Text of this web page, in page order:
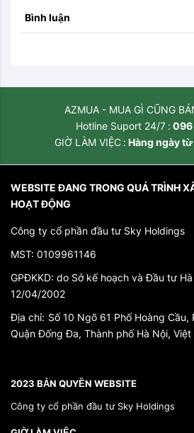
Bình luận
AZMUA - MUA GÌ CŨNG
Hotline Suport 24/7 096
GIỜ LÀM VIỆC
Hàng ngày
WEBSITE ĐANG TRONG QUÁ TRÌNH
HOẠT ĐỘNG
Công ty cổ phần đầu tư Sky Holdings
MST: 0109961146
GPĐKKD: do Sở kế hoạch và Đầu tư
12/04/2002
Địa chỉ: Số 10 Ngõ 61 Phố Hoàng Cầu,
Quận Đống Đa, Thành phố Hà Nội, Việt
2023 BẢN QUYỀN WEBSITE
Công ty cổ phần đầu tư Sky Holdings